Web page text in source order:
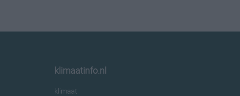
klimaatinfo.nl
klimaat